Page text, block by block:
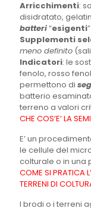
Arricchimenti:
disidratato,
batteri“esigenti
Supplementi
meno definito
Indicatori: le
fenolo, rosso
permettono di
batterio
terreno a valori
CHE COS’E’ LA
E’ un
le cellule del
colturale o in una
COME SI PRATICA
TERRENI DI
I brodi o i terreni